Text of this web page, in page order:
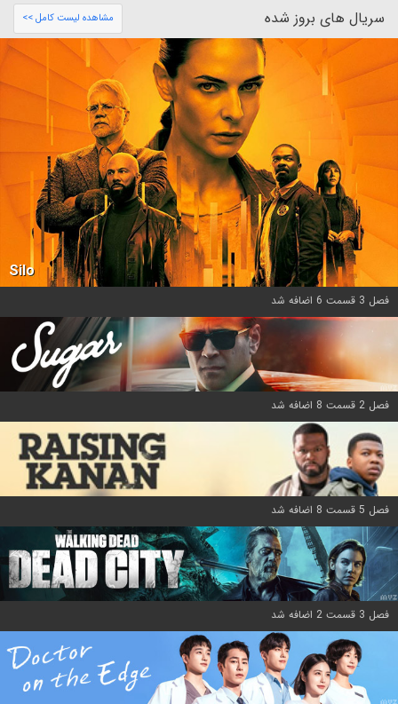
سریال های بروز شده مشاهده لیست کامل >>
Silo
فصل 3 قسمت 6 اضافه شد
فصل 2 قسمت 8 اضافه شد
فصل 5 قسمت 8 اضافه شد
فصل 3 قسمت 2 اضافه شد